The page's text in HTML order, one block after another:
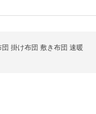
掛け布団 敷き布団 速暖